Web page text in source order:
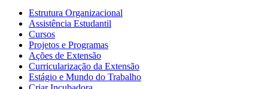
Estrutura Organizacional
Assistência Estudantil
Cursos
Projetos e Programas
Ações de Extensão
Curricularização da Extensão
Estágio e Mundo do Trabalho